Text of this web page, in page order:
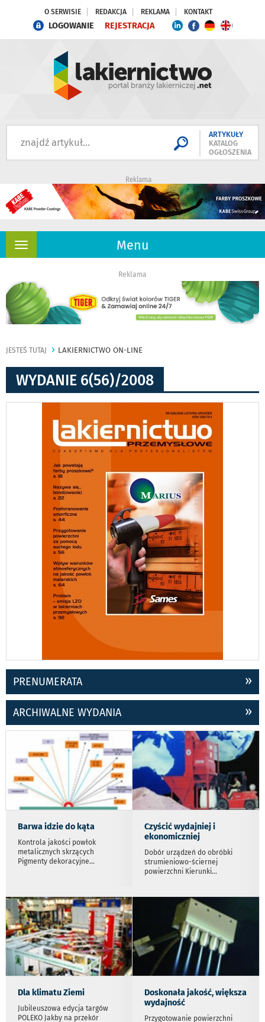
O SERWISIE REDAKCJA REKLAMA KONTAKT
LOGOWANIE REJESTRACJA
ARTYKUŁY
KATALOG
OGŁOSZENIA
Reklama
Menu
Rozwiń
Reklama
JESTEŚ TUTAJ LAKIERNICTWO ON-LINE
WYDANIE 6(56)/2008
PRENUMERATA
ARCHIWALNE WYDANIA
Barwa idzie do kąta
Kontrola jakości powłok
metalicznych skrzących
Pigmenty dekoracyjne...
Czyścić wydajniej i
ekonomiczniej
Dobór urządzeń do obróbki
strumieniowo-ściernej
powierzchni Kierunki...
Dla klimatu Ziemi
Jubileuszowa edycja targów
POLEKO Jakby na przekór
Doskonała jakość, większa
wydajność
Przygotowanie powierzchni